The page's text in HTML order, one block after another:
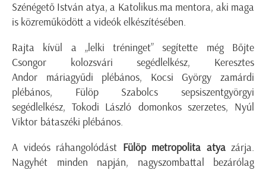
Szénégető István atya, a Katolikus.ma mentora, aki maga
is közreműködött a videók elkészítésében.
Rajta kívül a „lelki tréninget” segítette még Bőjte
Csongor kolozsvári segédlelkész, Keresztes
Andor máriagyűdi plébános, Kocsi György zamárdi
plébános, Fülöp Szabolcs sepsiszentgyörgyi
segédlelkész, Tokodi László domonkos szerzetes, Nyúl
Viktor bátaszéki plébános.
A videós ráhangolódást Fülöp metropolita atyazárja.
Nagyhét minden napján, nagyszombattal bezárólag